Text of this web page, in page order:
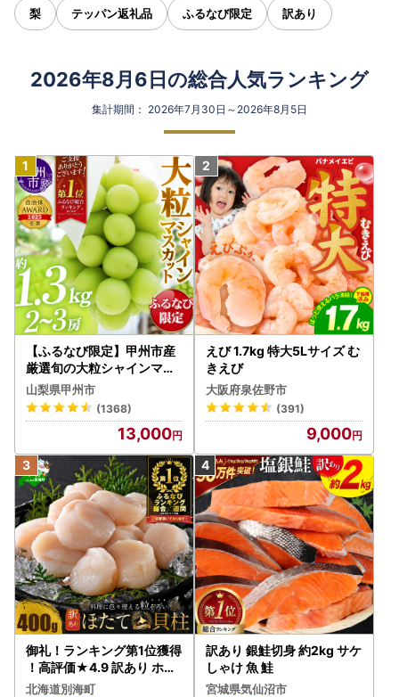
梨 テッパン返礼品 ふるなび限定 訳あり
2026年8月6日の総合人気ランキング
集計期間： 2026年7月30日～2026年8月5日
【ふるなび限定】甲州市産
厳選旬の大粒シャインマス
カット 約1.3kg 2～3房【2
026年発送】（MG）B12-
472 FN-Limited-VO シャ
インマスカット フルーツ
山梨県甲州市
(1368)
13,000
えび 1.7kg 特大5Lサイズ む
きえび
大阪府泉佐野市
(391)
9,000
御礼！ランキング第1位獲得
！高評価★4.9 訳あり ホタ
テ 400g（ほたて 帆立 貝柱
北海道別海町
訳あり 銀鮭切身 約2kg サケ
しゃけ 魚 鮭
宮城県気仙沼市